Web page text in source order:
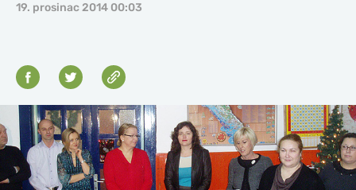
19. prosinac 2014 00:03